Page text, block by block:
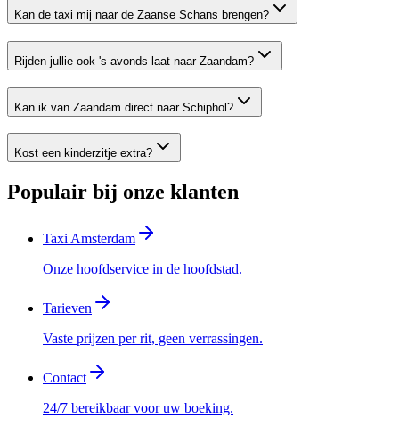
Kan de taxi mij naar de Zaanse Schans brengen?
Rijden jullie ook 's avonds laat naar Zaandam?
Kan ik van Zaandam direct naar Schiphol?
Kost een kinderzitje extra?
Populair bij onze klanten
Taxi Amsterdam
Onze hoofdservice in de hoofdstad.
Tarieven
Vaste prijzen per rit, geen verrassingen.
Contact
24/7 bereikbaar voor uw boeking.